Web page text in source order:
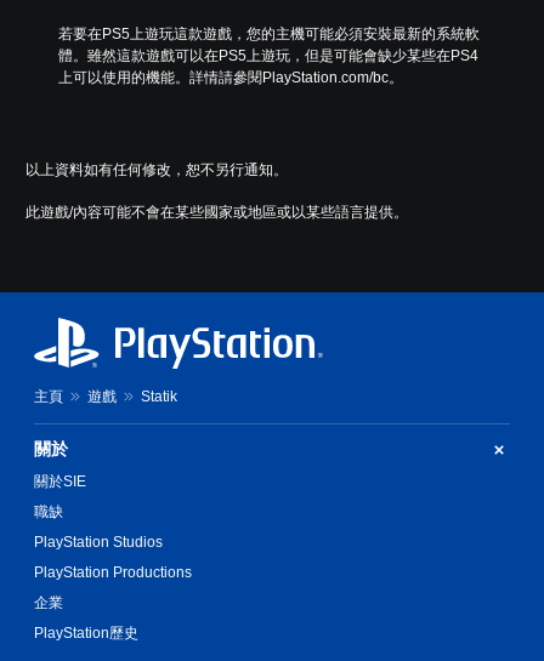
若要在PS5上遊玩這款遊戲，您的主機可能必須安裝最新的系統軟
體。雖然這款遊戲可以在PS5上遊玩，但是可能會缺少某些在PS4
上可以使用的機能。詳情請參閱PlayStation.com/bc。
以上資料如有任何修改，恕不另行通知。
此遊戲/內容可能不會在某些國家或地區或以某些語言提供。
主頁 遊戲 Statik
關於
關於SIE
職缺
PlayStation Studios
PlayStation Productions
企業
PlayStation歷史